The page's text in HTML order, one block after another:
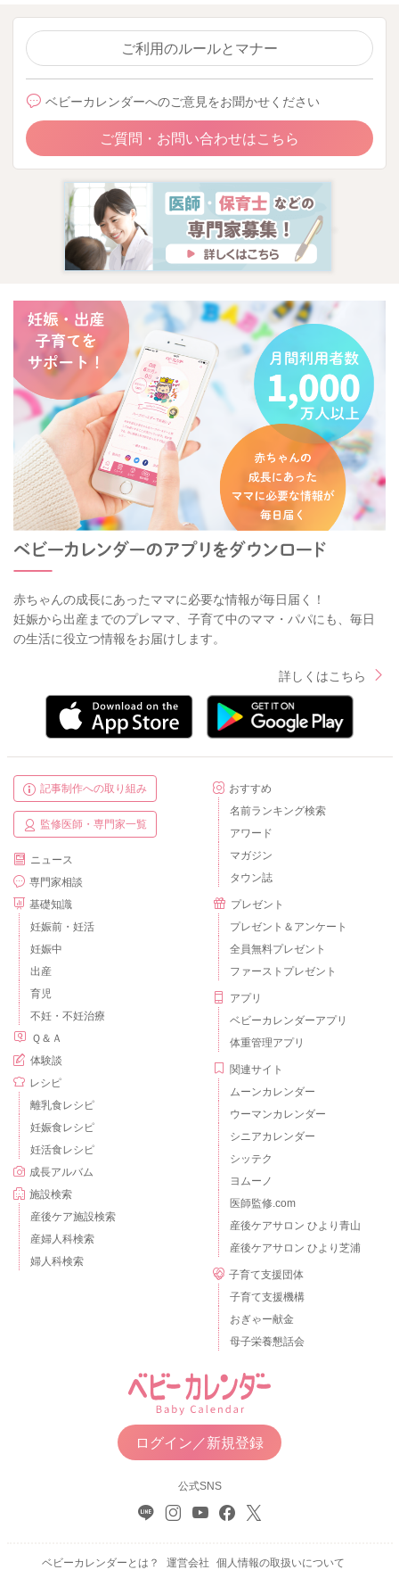
ご利用のルールとマナー
ベビーカレンダーへのご意見をお聞かせください
ご質問・お問い合わせはこちら
赤ちゃんの成長にあったママに必要な情報が毎日届く！
妊娠から出産までのプレママ、子育て中のママ・パパにも、毎日
の生活に役立つ情報をお届けします。
詳しくはこちら
記事制作への取り組み
監修医師・専門家一覧
ニュース
専門家相談
基礎知識
妊娠前・妊活
妊娠中
出産
育児
不妊・不妊治療
Ｑ＆Ａ
体験談
レシピ
離乳食レシピ
妊娠食レシピ
妊活食レシピ
成長アルバム
施設検索
産後ケア施設検索
産婦人科検索
婦人科検索
おすすめ
名前ランキング検索
アワード
マガジン
タウン誌
プレゼント
プレゼント＆アンケート
全員無料プレゼント
ファーストプレゼント
アプリ
ベビーカレンダーアプリ
体重管理アプリ
関連サイト
ムーンカレンダー
ウーマンカレンダー
シニアカレンダー
シッテク
ヨムーノ
医師監修.com
産後ケアサロン ひより青山
産後ケアサロン ひより芝浦
子育て支援団体
子育て支援機構
おぎゃー献金
母子栄養懇話会
ログイン／新規登録
公式SNS
ベビーカレンダーとは？ 運営会社 個人情報の取扱いについて